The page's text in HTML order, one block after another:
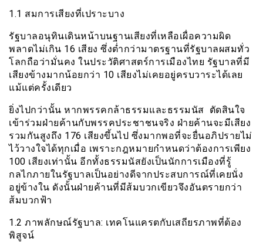
1.1 สมการเสียงที่เปราะบาง
รัฐบาลอนุทินเดินหน้าบนฐานเสียงที่เหลือเผื่อความผิด
พลาดไม่เกิน 16 เสียง ซึ่งต่ำกว่ามาตรฐานที่รัฐบาลผสมทั่ว
โลกถือว่ามั่นคง ในประวัติศาสตร์การเมืองไทย รัฐบาลที่มี
เสียงข้างมากน้อยกว่า 10 เสียงไม่เคยอยู่ครบวาระได้เลย
แม้แต่ครั้งเดียว
ยิ่งไปกว่านั้น หากพรรคกล้าธรรมและธรรมนัส ตัดสินใจ
เข้าร่วมฝ่ายค้านกับพรรคประชาชนจริง ฝ่ายค้านจะมีเสียง
รวมกันสูงถึง 176 เสียงขึ้นไป ซึ่งมากพอที่จะยื่นอภิปรายไม่
ไว้วางใจได้ทุกเมื่อ เพราะกฎหมายกำหนดว่าต้องการเพียง
100 เสียงเท่านั้น อีกทั้งธรรมนัสยังเป็นนักการเมืองที่รู้
กลไกภายในรัฐบาลเป็นอย่างดีจากประสบการณ์ที่เคยนั่ง
อยู่ข้างใน ดังนั้นฝ่ายค้านที่มีส้มบวกเขียวจึงอันตรายกว่า
ส้มบวกฟ้า
1.2 ภาพลักษณ์รัฐบาล: เทคโนแครตกับเสถียรภาพที่ต้อง
พิสูจน์